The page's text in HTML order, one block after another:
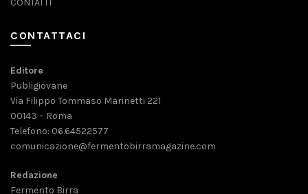
CONTATTACI
Editore
Publigiovane
Via Filippo Tommaso Marinetti 221
00143 – Roma
Telefono: 06.64522577
comunicazione@fermentobirramagazine.com
Redazione
Fermento Birra